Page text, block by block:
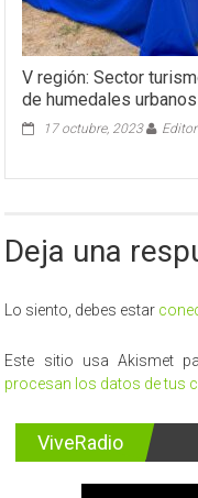
V región: Sector
de humedales urbanos
17 octubre, 2023 Editor
Deja una
Lo siento, debes estar
Este sitio usa Akismet
procesan los datos de tus
ViveRadio